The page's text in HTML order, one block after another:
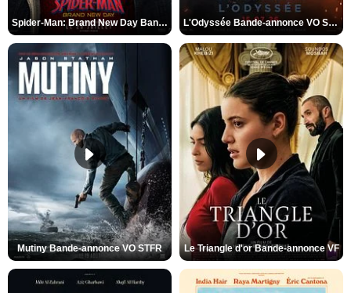
Spider-Man: Brand New Day Bande-annonce VO STFR L'Odyssée Bande-annonce VO STFR
Mutiny Bande-annonce VO STFR Le Triangle d'or Bande-annonce VF